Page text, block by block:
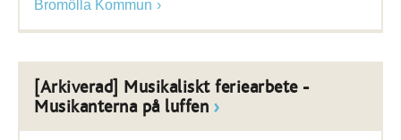
Bromölla Kommun
[Arkiverad] Musikaliskt feriearbete -
Musikanterna på luffen